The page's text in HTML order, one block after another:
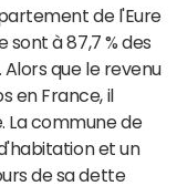
de l'Eure
sont à 87,7 % des
Alors que le revenu
en France, il
La commune de
et un
de sa dette